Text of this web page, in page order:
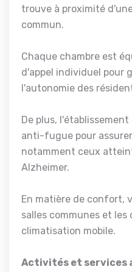
trouve à proximité
commun.
Chaque chambre est
d'appel individuel pour
l'autonomie des
De plus,
anti-fugue pour
notamment ceux
Alzheimer.
En matière de confort,
salles communes et les
climatisation mobile.
Activités et services